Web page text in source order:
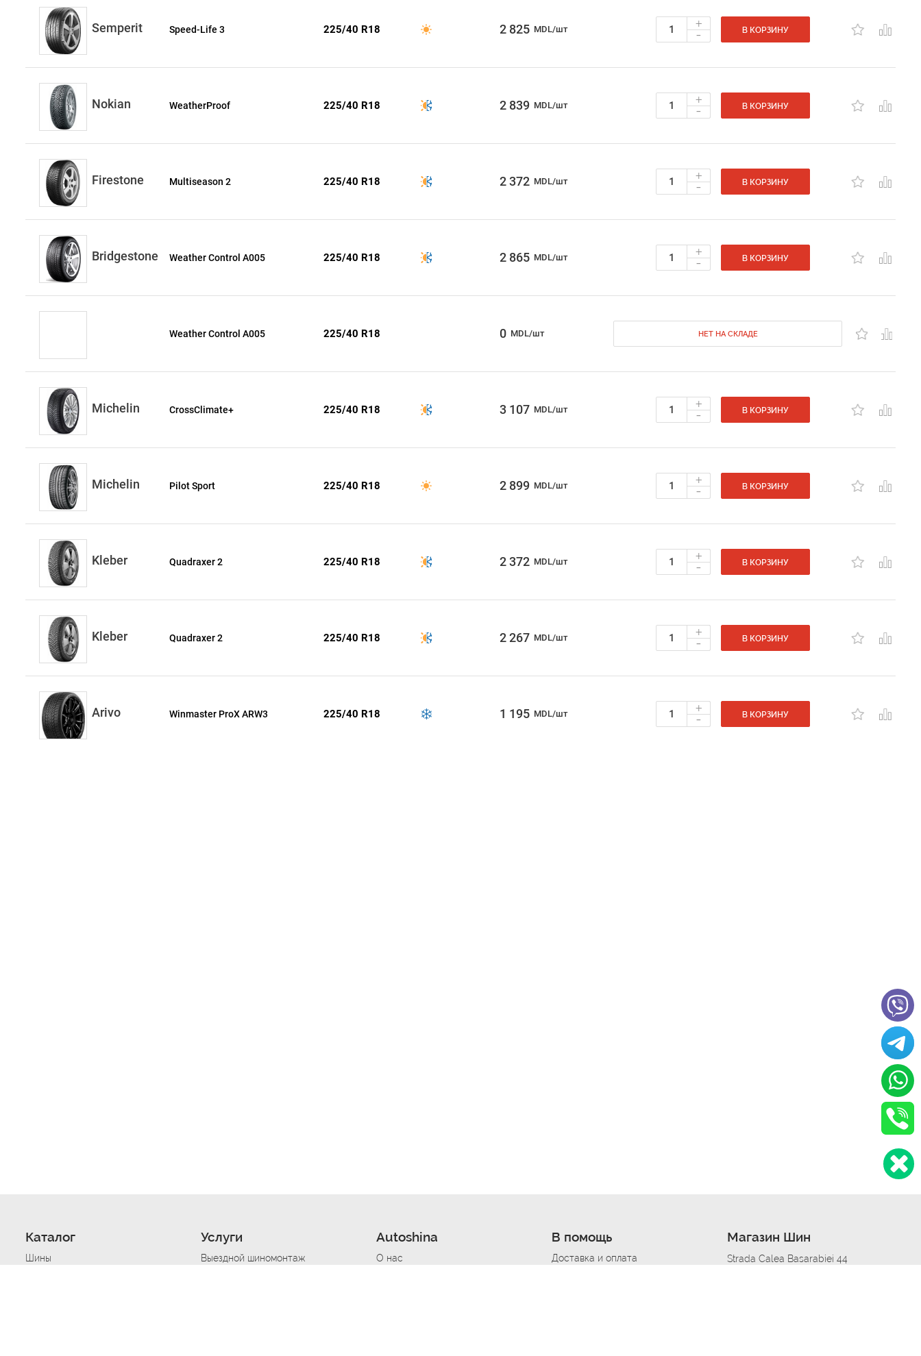
Semperit Speed-Life 3 225/40 R18 2 825 MDL/шт +
- В КОРЗИНУ
Nokian WeatherProof 225/40 R18 2 839 MDL/шт +
- В КОРЗИНУ
Firestone Multiseason 2 225/40 R18 2 372 MDL/шт +
- В КОРЗИНУ
Bridgestone Weather Control A005 225/40 R18 2 865 MDL/шт +
- В КОРЗИНУ
Weather Control A005 225/40 R18 0 MDL/шт НЕТ НА СКЛАДЕ
Michelin CrossClimate+ 225/40 R18 3 107 MDL/шт +
- В КОРЗИНУ
Michelin Pilot Sport 225/40 R18 2 899 MDL/шт +
- В КОРЗИНУ
Kleber Quadraxer 2 225/40 R18 2 372 MDL/шт +
- В КОРЗИНУ
Kleber Quadraxer 2 225/40 R18 2 267 MDL/шт +
- В КОРЗИНУ
Arivo Winmaster ProX ARW3 225/40 R18 1 195 MDL/шт +
- В КОРЗИНУ
Каталог
Шины
Услуги
Выездной шиномонтаж
Autoshina
О нас
В помощь
Доставка и оплата
Магазин Шин
Strada Calea Basarabiei 44